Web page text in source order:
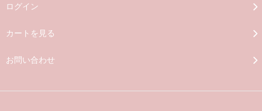
ログイン
カートを見る
お問い合わせ